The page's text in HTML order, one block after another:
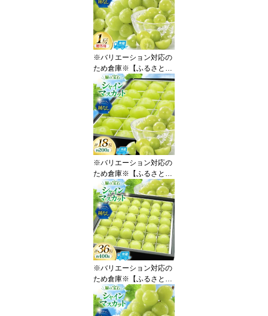
さと納税 フルーツ [山梨
県 韮崎市 20745480 RE
GALO] シャインマスカッ
ト マスカット ふるさと
納税 ギフト 山梨県産 ぶ
どう 果物 ブドウ ◎
※バリエーション対応の
ため倉庫※【ふるさと納
税】 【2026年発送】 シ
ャインマスカット 先行予
約 贈答用 1房 600g 以上
[REGALO 山梨県 韮崎市
20745495] シャイン マ
スカット ブドウ ぶどう
葡萄 フルーツ 果物 くだ
もの 旬 山梨 ギフト 贈り
物
※バリエーション対応の
ため倉庫※【ふるさと納
税】 【2026年発送】 シ
ャインマスカット 先行予
約 ひと口 BOX 18粒入り
約 200g [REGALO 山梨
県 韮崎市 20745496] シ
ャイン マスカット ブド
ウ ぶどう 葡萄 フルーツ
果物 くだもの 旬 山梨 ギ
フト
※バリエーション対応の
ため倉庫※【ふるさと納
税】 【2026年発送】 シ
ャインマスカット 先行予
約 ひと口 BOX 36粒入り